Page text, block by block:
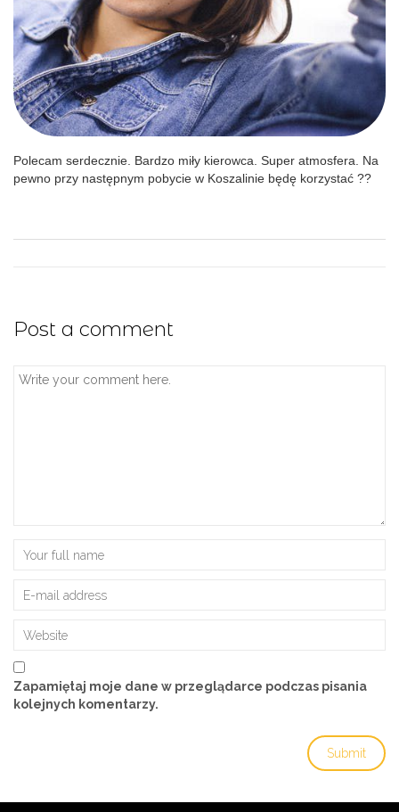
Polecam serdecznie. Bardzo miły kierowca. Super atmosfera. Na
pewno przy następnym pobycie w Koszalinie będę korzystać ??
Post a comment
Zapamiętaj moje dane w przeglądarce podczas pisania
kolejnych komentarzy.